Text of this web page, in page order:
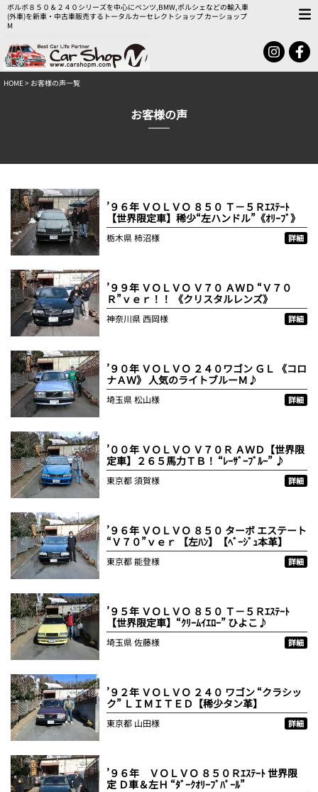
ボルボ８５０＆２４０シリーズを中心にベンツ,BMW,ポルシェなどの輸入車
(外車)を新車・中古車販売するトータルカーセレクトショップ カーショップ
M
HOME> お客様の声一覧
お客様の声
’９６年 ＶＯＬＶＯ ８５０ Ｔ－５Ｒｴｽﾃｰﾄ
【世界限定車】稀少“左ハンドル”《ｵﾘｰﾌﾞ》
栃木県柿沼様 詳細
’９９年 ＶＯＬＶＯ Ｖ７０ ＡＷＤ “Ｖ７０
Ｒ”ｖｅｒ！！ 《クリスタルレンズ》
神奈川県西岡様 詳細
’９０年 ＶＯＬＶＯ ２４０ワゴン ＧＬ 《コロ
ナＡＷ》 人気のライトブルーＭ♪
埼玉県松山様 詳細
’００年 ＶＯＬＶＯ Ｖ７０Ｒ ＡＷＤ【世界限
定車】２６５馬力ＴＢ！ “ﾚｰｻﾞｰﾌﾞﾙｰ” ♪
東京都須賀様 詳細
’９６年 ＶＯＬＶＯ ８５０ ターボ エステート
“Ｖ７０”ｖｅｒ 【左ﾊﾝ】【ﾍﾞｰｼﾞｭ本革】
東京都能登様 詳細
’９５年 ＶＯＬＶＯ ８５０ Ｔ－５Ｒｴｽﾃｰﾄ
【世界限定車】“ｸﾘｰﾑｲｴﾛｰ” ひよこ♪
埼玉県佐藤様 詳細
’９２年 ＶＯＬＶＯ ２４０ ワゴン “クラシッ
ク” ＬＩＭＩＴＥＤ【稀少タン革】
東京都 山田様 詳細
’９６年 ＶＯＬＶＯ ８５０Ｒｴｽﾃｰﾄ 世界限
定 Ｄ車＆左Ｈ “ﾀﾞｰｸｵﾘｰﾌﾞﾊﾟｰﾙ”